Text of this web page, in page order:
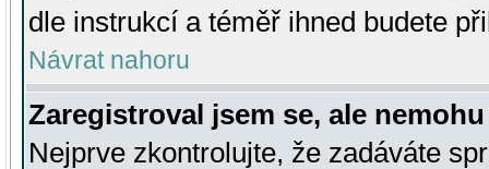
dle instrukcí a téměř ihned budete
Návrat nahoru
Zaregistroval jsem se, ale
Nejprve zkontrolujte, že zadáváte